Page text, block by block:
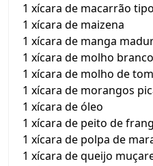
1 xícara de macarrão
1 xícara de maizena
1 xícara de manga
1 xícara de molho
1 xícara de molho de
1 xícara de morangos
1 xícara de óleo
1 xícara de peito de
1 xícara de polpa de
1 xícara de queijo